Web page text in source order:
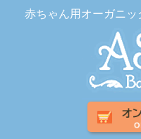
赤ちゃん用オーガニッ